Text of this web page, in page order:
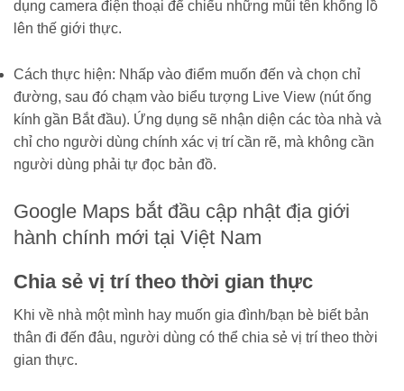
dụng camera điện thoại để chiếu những mũi tên khổng lồ
lên thế giới thực.
Cách thực hiện: Nhấp vào điểm muốn đến và chọn chỉ
đường, sau đó chạm vào biểu tượng Live View (nút ống
kính gần Bắt đầu). Ứng dụng sẽ nhận diện các tòa nhà và
chỉ cho người dùng chính xác vị trí cần rẽ, mà không cần
người dùng phải tự đọc bản đồ.
Google Maps bắt đầu cập nhật địa giới
hành chính mới tại Việt Nam
Chia sẻ vị trí theo thời gian thực
Khi về nhà một mình hay muốn gia đình/bạn bè biết bản
thân đi đến đâu, người dùng có thể chia sẻ vị trí theo thời
gian thực.